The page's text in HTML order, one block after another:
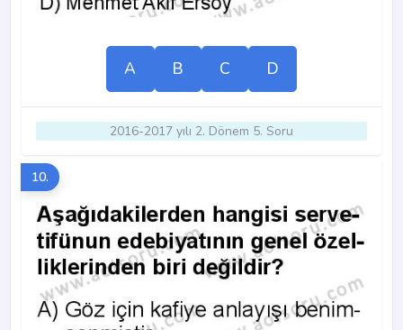
A B C D
2016-2017 yılı 2. Dönem 5. Soru
10.